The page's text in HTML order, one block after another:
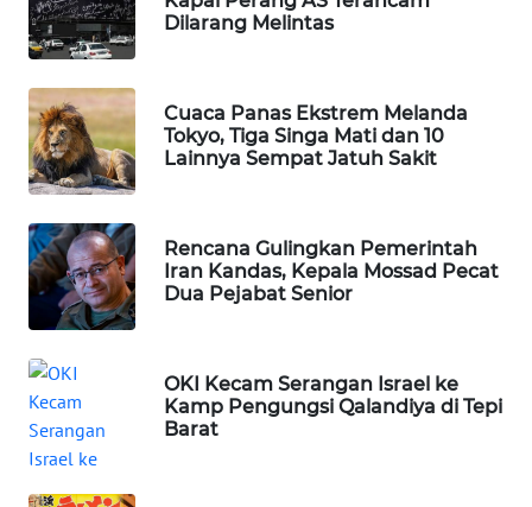
Dilarang Melintas
Cuaca Panas Ekstrem Melanda
Tokyo, Tiga Singa Mati dan 10
Lainnya Sempat Jatuh Sakit
Rencana Gulingkan Pemerintah
Iran Kandas, Kepala Mossad Pecat
Dua Pejabat Senior
OKI Kecam Serangan Israel ke
Kamp Pengungsi Qalandiya di Tepi
Barat
WAHANA
TV
WAHANANEWS
ID
WAHANANEWS
CO ID
WAHANANEWS
NET
WAHANA
SPORT
WAHANA